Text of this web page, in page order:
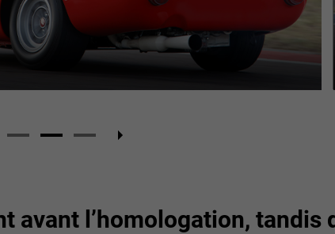
avant l’homologation, tandis